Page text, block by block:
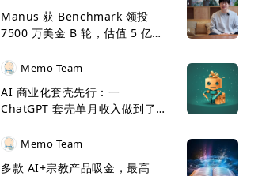
Manus 获 Benchmark 领投
7500 万美金 B 轮，估值 5 亿美
Memo Team
AI 商业化套壳先行：一
ChatGPT 套壳单月收入做到了
Memo Team
多款 AI+宗教产品吸金，最高